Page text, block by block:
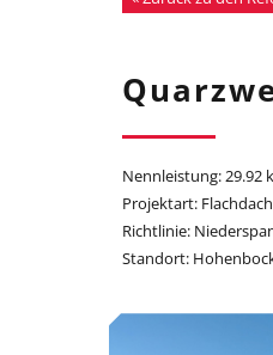
Nennleistung: 29.92
Projektart: Flachdach
Richtlinie:
Standort: